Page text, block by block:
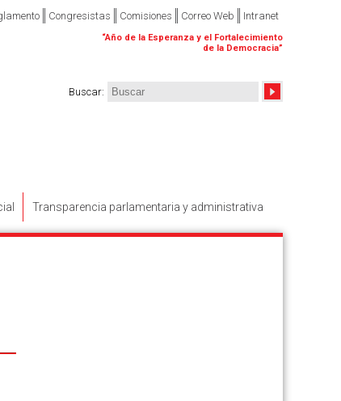
Congresistas Comisiones Correo Web Intranet
“Año de la Esperanza y el Fortalecimiento
de la Democracia”
Buscar:
Transparencia parlamentaria y administrativa